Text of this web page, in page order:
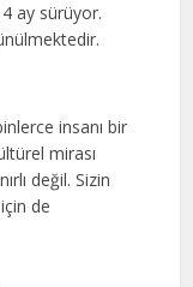
ay sürüyor.
insanı bir
mirası
değil. Sizin
de